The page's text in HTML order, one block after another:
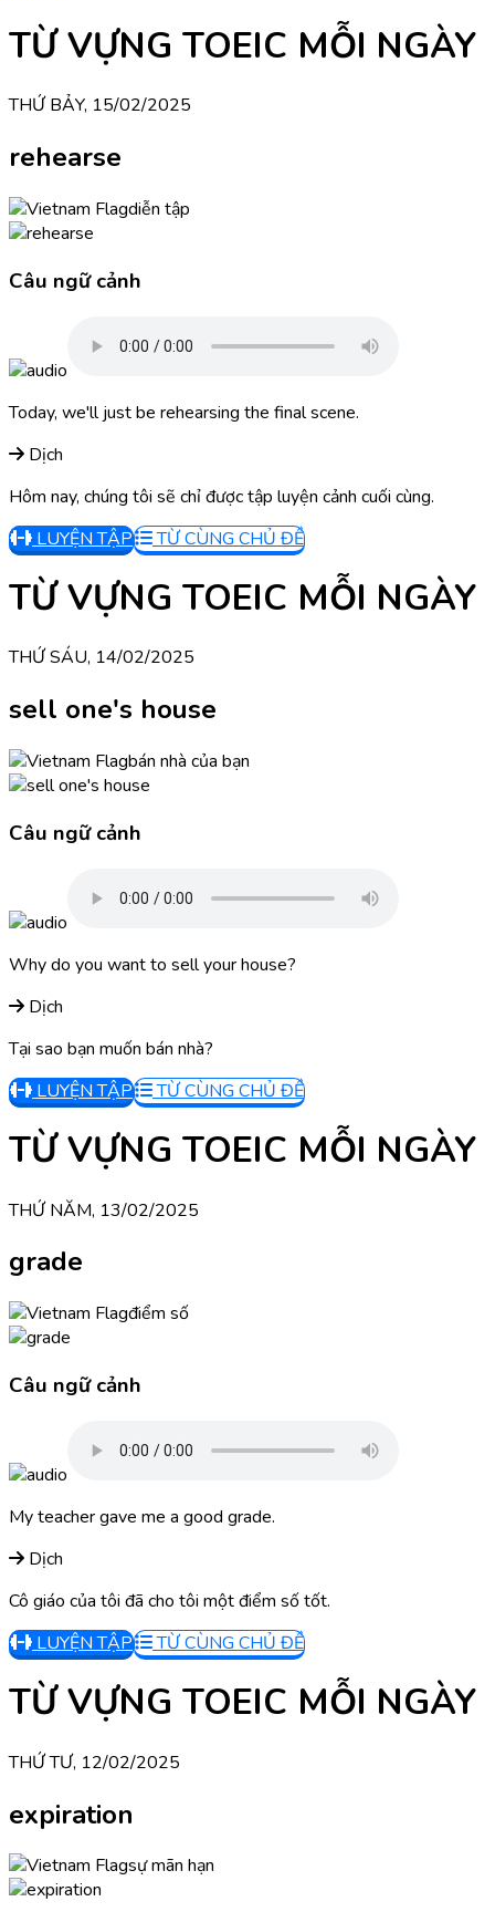
TỪ VỰNG TOEIC MỖI NGÀY
THỨ BẢY, 15/02/2025
rehearse
diễn tập
Câu ngữ cảnh
Today, we'll just be rehearsing the final scene.
Dịch
Hôm nay, chúng tôi sẽ chỉ được tập luyện cảnh cuối cùng.
LUYỆN TẬP
TỪ CÙNG CHỦ ĐỀ
TỪ VỰNG TOEIC MỖI NGÀY
THỨ SÁU, 14/02/2025
sell one's house
bán nhà của bạn
Câu ngữ cảnh
Why do you want to sell your house?
Dịch
Tại sao bạn muốn bán nhà?
LUYỆN TẬP
TỪ CÙNG CHỦ ĐỀ
TỪ VỰNG TOEIC MỖI NGÀY
THỨ NĂM, 13/02/2025
grade
điểm số
Câu ngữ cảnh
My teacher gave me a good grade.
Dịch
Cô giáo của tôi đã cho tôi một điểm số tốt.
LUYỆN TẬP
TỪ CÙNG CHỦ ĐỀ
TỪ VỰNG TOEIC MỖI NGÀY
THỨ TƯ, 12/02/2025
expiration
sự mãn hạn